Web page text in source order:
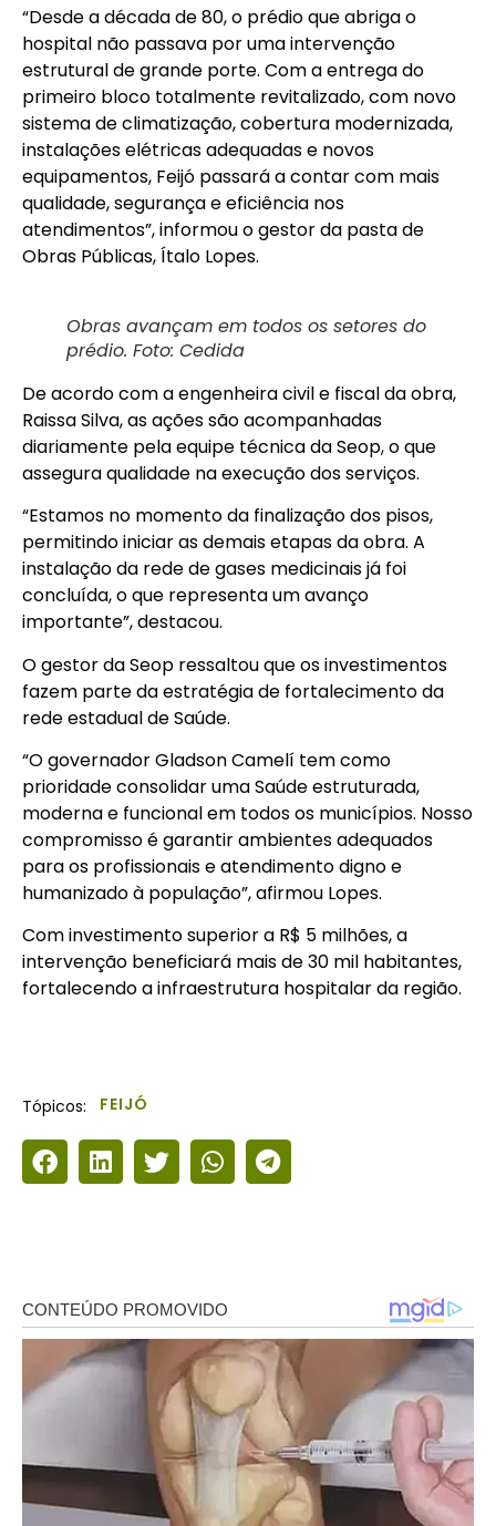
“Desde a década de 80, o prédio que abriga o
hospital não passava por uma intervenção
estrutural de grande porte. Com a entrega do
primeiro bloco totalmente revitalizado, com novo
sistema de climatização, cobertura modernizada,
instalações elétricas adequadas e novos
equipamentos, Feijó passará a contar com mais
qualidade, segurança e eficiência nos
atendimentos”, informou o gestor da pasta de
Obras Públicas, Ítalo Lopes.
Obras avançam em todos os setores do
prédio. Foto: Cedida
De acordo com a engenheira civil e fiscal da obra,
Raissa Silva, as ações são acompanhadas
diariamente pela equipe técnica da Seop, o que
assegura qualidade na execução dos serviços.
“Estamos no momento da finalização dos pisos,
permitindo iniciar as demais etapas da obra. A
instalação da rede de gases medicinais já foi
concluída, o que representa um avanço
importante”, destacou.
O gestor da Seop ressaltou que os investimentos
fazem parte da estratégia de fortalecimento da
rede estadual de Saúde.
“O governador Gladson Camelí tem como
prioridade consolidar uma Saúde estruturada,
moderna e funcional em todos os municípios. Nosso
compromisso é garantir ambientes adequados
para os profissionais e atendimento digno e
humanizado à população”, afirmou Lopes.
Com investimento superior a R$ 5 milhões, a
intervenção beneficiará mais de 30 mil habitantes,
fortalecendo a infraestrutura hospitalar da região.
Tópicos: FEIJÓ